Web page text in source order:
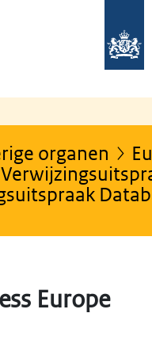
organen
Europe